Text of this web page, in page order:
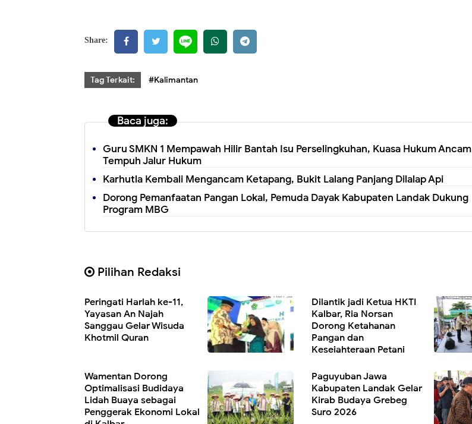
Share:
Tag Terkait: #Kalimantan
Baca juga:
Guru SMKN 1 Mempawah Hilir Bantah Isu Perselingkuhan, Kuasa Hukum Ancam
Tempuh Jalur Hukum
Karhutla Kembali Mengancam Ketapang, Bukit Lalang Panjang Dilalap Api
Dorong Pemanfaatan Pangan Lokal, Pemuda Dayak Kabupaten Landak Dukung
Program MBG
Pilihan Redaksi
Peringati Harlah ke-11,
Yayasan An Najah
Sanggau Gelar Wisuda
Khotmil Quran
Dilantik jadi Ketua HKTI
Kalbar, Ria Norsan
Dorong Ketahanan
Pangan dan
Kesejahteraan Petani
Wamentan Dorong
Optimalisasi Budidaya
Lidah Buaya sebagai
Penggerak Ekonomi Lokal
Paguyuban Jawa
Kabupaten Landak Gelar
Kirab Budaya Grebeg
Suro 2026